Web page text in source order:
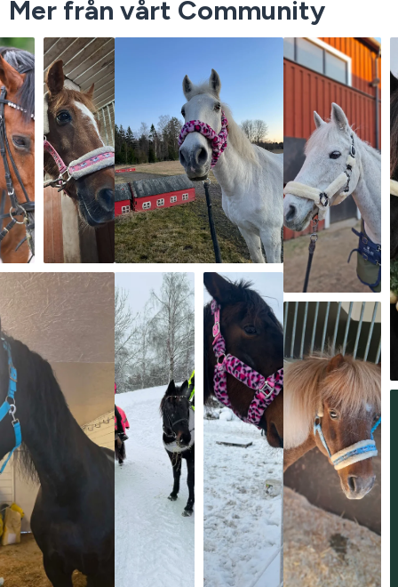
Mer från vårt Community